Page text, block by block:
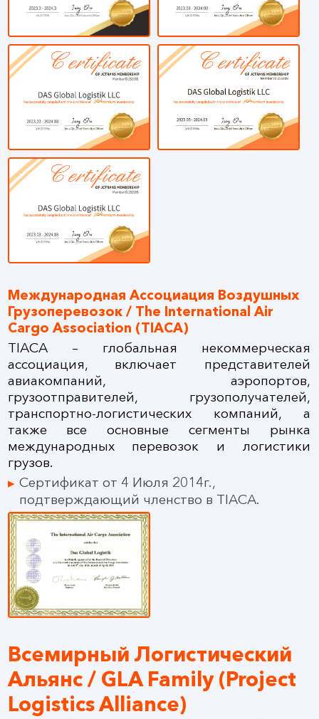
Международная Ассоциация Воздушных
Грузоперевозок / The International Air
Cargo Association (TIACA)
TIACA – глобальная некоммерческая
ассоциация, включает представителей
авиакомпаний, аэропортов,
грузоотправителей, грузополучателей,
транспортно-логистических компаний, а
также все основные сегменты рынка
международных перевозок и логистики
грузов.
Сертификат от 4 Июля 2014г.,
подтверждающий членство в TIACA.
Всемирный Логистический
Альянс / GLA Family (Project
Logistics Alliance)